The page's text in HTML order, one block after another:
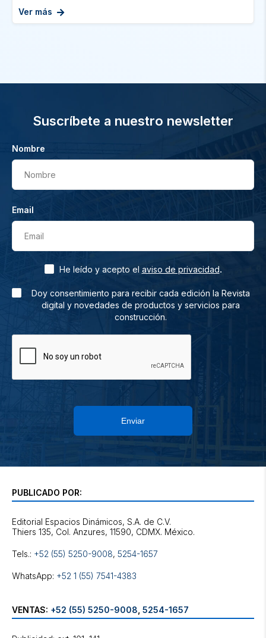
Ver más
Suscríbete a nuestro newsletter
Nombre
Nombre
Email
Email
He leído y acepto el aviso de privacidad.
Doy consentimiento para recibir cada edición la Revista
digital y novedades de productos y servicios para
construcción.
Enviar
PUBLICADO POR:
Editorial Espacios Dinámicos, S.A. de C.V.
Tels.: +52 (55) 5250-9008, 5254-1657
WhatsApp: +52 1 (55) 7541-4383
VENTAS: +52 (55) 5250-9008 5254-1657